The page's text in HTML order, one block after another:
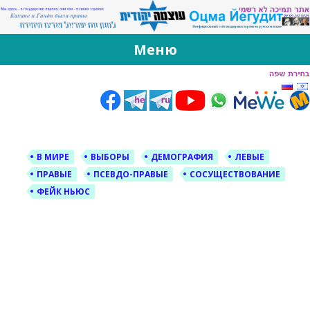
За Оцма Йегудит
עוצמה יהודית ברוסית ובעברית
Меню
В МИРЕ ВЫБОРЫ ДЕМОГРАФИЯ
ЛЕВЫЕ
ПРАВЫЕ
ПСЕВДО-ПРАВЫЕ
СОСУЩЕСТВОВАНИЕ
ФЕЙК НЬЮС